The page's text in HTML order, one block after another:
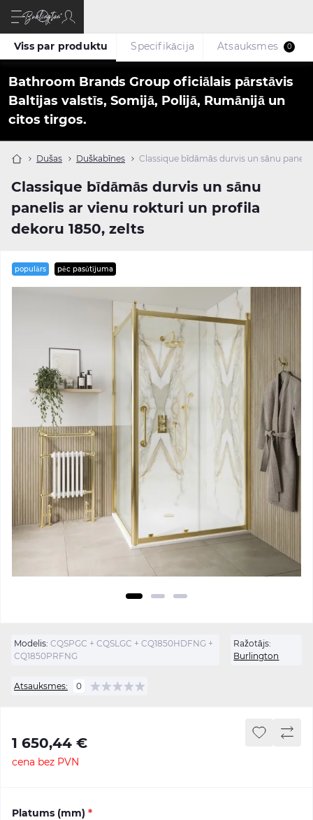
Bathroom Brands Group oficiālais pārstāvis
Baltijas valstīs, Somijā, Polijā, Rumānijā un
citos tirgos.
Dušas Duškabīnes Classique bīdāmās durvis un sānu
Classique bīdāmās durvis un sānu
panelis ar vienu rokturi un profila
dekoru 1850, zelts
Viss par produktu Specifikācija Atsauksmes 0
populārs pēc pasūtījuma
Modelis: CQSPGC + CQSLGC + CQ1850HDFNG +
CQ1850PRFNG
Ražotājs:
Burlington
Atsauksmes: 0
1 650,44 €
cena bez PVN
Platums (mm) *